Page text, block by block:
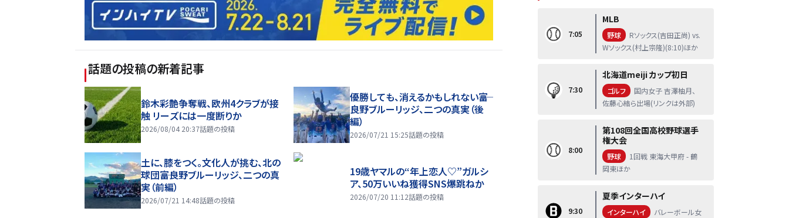
話題の投稿の新着記事
鈴木彩艶争奪戦、欧州4クラブが接
触 リーズには一度断りか
2026/08/04 20:37話題の投稿
優勝しても、消えるかもしれない――富
良野ブルーリッジ、二つの真実（後
編）
2026/07/21 15:25話題の投稿
土に、膝をつく。文化人が挑む、北の
球団――富良野ブルーリッジ、二つの真
実（前編）
2026/07/21 14:48話題の投稿
19歳ヤマルの“年上恋人♡”ガルシ
ア、50万いいね獲得SNS爆跳ねか
2026/07/20 11:12話題の投稿
7:05
MLB
野球
Rソックス(吉田正尚) vs.
Wソックス(村上宗隆)(8:10)ほか
7:30
北海道meiji カップ初日
ゴルフ
国内女子 吉澤柚月、
佐藤心結ら出場(リンクは外部)
8:00
第108回全国高校野球選手
権大会
野球
1回戦 東海大甲府 - 鶴
岡東ほか
9:30
夏季インターハイ
インターハイ
バレーボール女